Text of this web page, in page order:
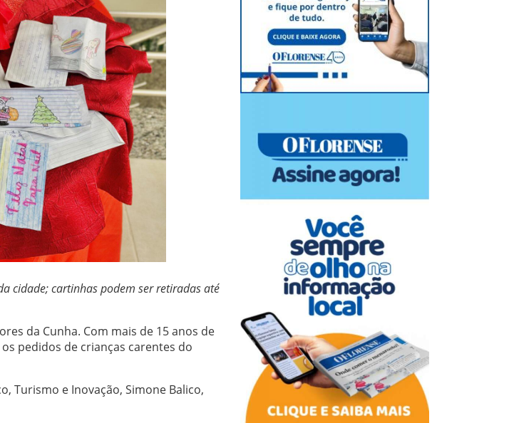
cidade; cartinhas podem ser retiradas até
da Cunha. Com mais de 15 anos de
pedidos de crianças carentes do
Turismo e Inovação, Simone Balico,